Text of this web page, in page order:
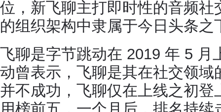
位，新飞聊主打即时性的音频
的组织架构中隶属于今日头条之
飞聊是字节跳动在 2019 年 5 月
动曾表示，飞聊是其在社交领
并不成功，飞聊仅在上线之初